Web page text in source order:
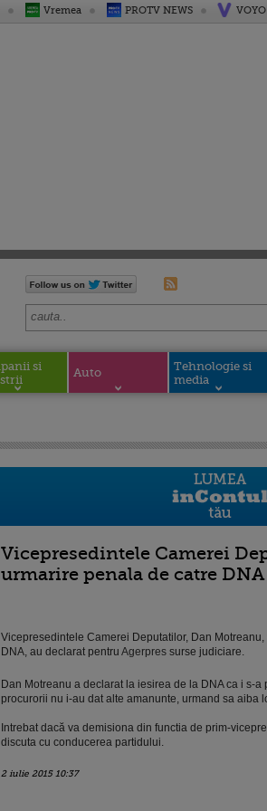
Vremea PROTV NEWS VOYO
si
Auto
Tehnologie si
media
Vicepresedintele Camerei
urmarire penala de catre DNA
Vicepresedintele Camerei Deputatilor, Dan
DNA, au declarat pentru Agerpres surse judiciare.
Dan Motreanu a declarat la iesirea de la DNA ca i s-
procurorii nu i-au dat alte amanunte, urmand sa aiba
Intrebat dacă va demisiona din functia de prim-
discuta cu conducerea partidului.
2 iulie 2015 10:37